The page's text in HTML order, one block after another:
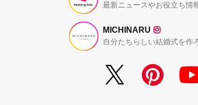
最新ニュースやお役立ち情
MICHINARU
自分たちらしい結婚式を作